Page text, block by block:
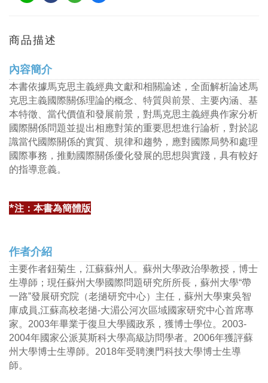
商品描述
內容簡介
本書依據馬克思主義經典文獻和相關論述，全面解析論述馬
克思主義國際關係理論的概念、特質與前景、主要內涵、基
本特徵、當代價值和發展前景，對馬克思主義經典作家分析
國際關係問題並提出相應對策的重要思想進行論析，對於認
識當代國際關係的實質、規律和趨勢，應對國際局勢和處理
國際事務，推動國際關係優化發展的思想與實踐，具有較好
的指導意義。
*注：本書為簡體版
作者介紹
主要作者鈕菊生，江蘇蘇州人。蘇州大學政治學教授，博士
生導師；現任蘇州大學國際問題研究所所長，蘇州大學“帶
一路”發展研究院（老撾研究中心）主任，蘇州大學東吳智
庫成員,江蘇高校老撾-大湄公河次區域國家研究中心首席專
家。2003年畢業于復旦大學國政系，獲博士學位。2003-
2004年國家公派莫斯科大學高級訪問學者。2006年獲評蘇
州大學博士生導師。2018年受聘澳門科技大學博士生導
師。